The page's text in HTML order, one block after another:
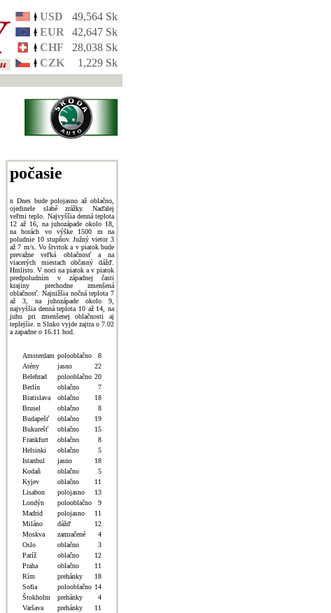
USD
49,564 Sk
EUR
42,647 Sk
CHF
28,038 Sk
CZK
1,229 Sk
počasie
n Dnes bude polojasno až oblačno,
ojedinele slabé zrážky. Naďalej
veľmi teplo. Najvyššia denná teplota
12 až 16, na juhozápade okolo 18,
na horách vo výške 1500 m na
poludnie 10 stupňov. Južný vietor 3
až 7 m/s. Vo štvrtok a v piatok bude
prevažne veľká oblačnosť a na
viacerých miestach občasný dážď.
Hmlisto. V noci na piatok a v piatok
predpoludním v západnej časti
krajiny prechodne zmenšená
oblačnosť. Najnižšia nočná teplota 7
až 3, na juhozápade okolo 9,
najvyššia denná teplota 10 až 14, na
juhu pri zmenšenej oblačnosti aj
teplejšie. n Slnko vyjde zajtra o 7.02
a zapadne o 16.11 hod.
Amsterdam polooblačno
8
Atény
jasno
22
Belehrad
polooblačno 20
Berlín
oblačno
7
Bratislava
oblačno
18
Brusel
oblačno
8
Budapešť
oblačno
19
Bukurešť
oblačno
15
Frankfurt
oblačno
8
Helsinki
oblačno
5
Istanbul
jasno
18
Kodaň
oblačno
5
Kyjev
oblačno
11
Lisabon
polojasno
13
Londýn
polooblačno
9
Madrid
polojasno
11
Miláno
dážď
12
Moskva
zamračené
4
Oslo
oblačno
3
Paríž
oblačno
12
Praha
oblačno
11
Rím
prehánky
18
Sofia
polooblačno 14
Štokholm
prehánky
4
Varšava
prehánky
11